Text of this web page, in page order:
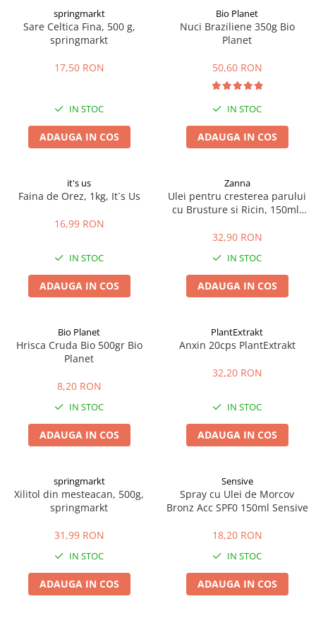
Suplimente fitness
Batoane proteice
Pentru antrenament
Mama si copilul
Sarcina si alaptare
Ceaiuri simple
Ceaiuri medicinale compuse
Ceaiuri Maté
Cafea verde
Alte produse din Cocos
springmarkt
Sare Celtica Fina, 500 g,
springmarkt
17,50 RON
IN STOC
ADAUGA IN COS
Bio Planet
Nuci Braziliene 350g Bio
Planet
50,60 RON
IN STOC
ADAUGA IN COS
it's us
Faina de Orez, 1kg, It`s Us
16,99 RON
IN STOC
ADAUGA IN COS
Zanna
Ulei pentru cresterea parului
cu Brusture si Ricin, 150ml,
32,90 RON
IN STOC
ADAUGA IN COS
Bio Planet
Hrisca Cruda Bio 500gr Bio
Planet
8,20 RON
IN STOC
ADAUGA IN COS
PlantExtrakt
Anxin 20cps PlantExtrakt
32,20 RON
IN STOC
ADAUGA IN COS
springmarkt
Xilitol din mesteacan, 500g,
springmarkt
31,99 RON
IN STOC
ADAUGA IN COS
Sensive
Spray cu Ulei de Morcov
Bronz Acc SPF0 150ml Sensive
18,20 RON
IN STOC
ADAUGA IN COS